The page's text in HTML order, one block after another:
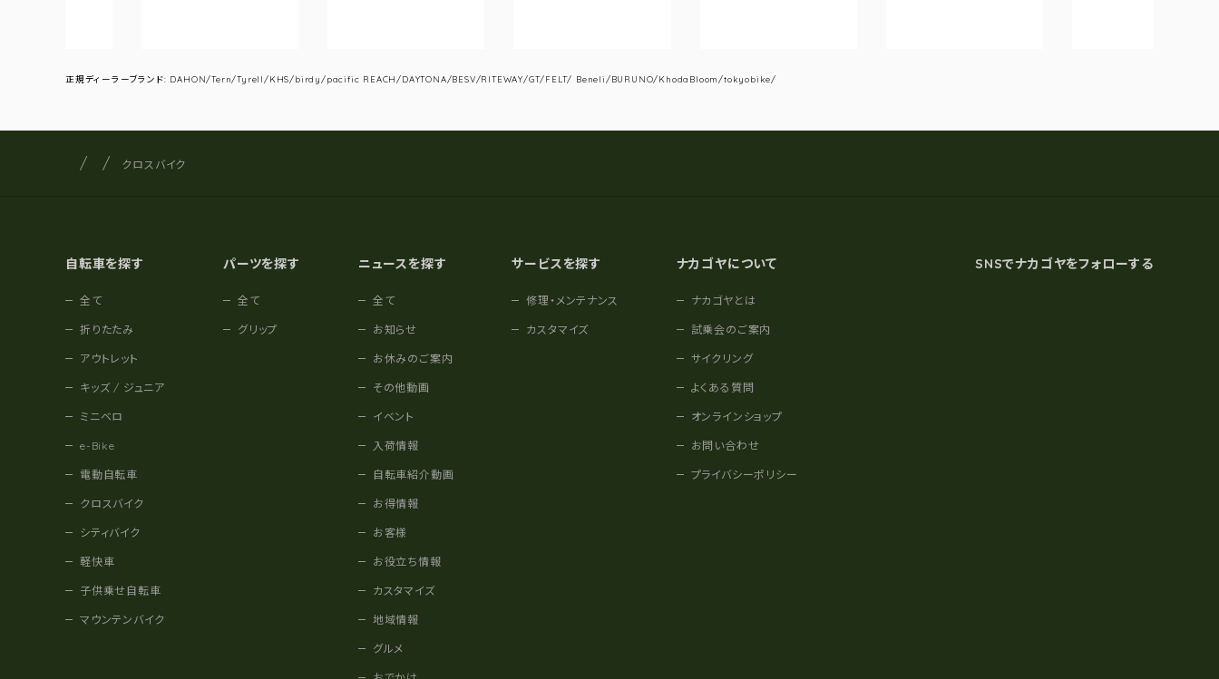
正規ディーラーブランド: DAHON/Tern/Tyrell/KHS/birdy/pacific REACH/DAYTONA/BESV/RITEWAY/GT/FELT/ Beneli/BURUNO/KhodaBloom/tokyobike/
サイト内の現在地
サイクルショップナカゴヤ
クロスバイク
自転車を探す
全て
折りたたみ
アウトレット
キッズ / ジュニア
ミニベロ
e-Bike
電動自転車
クロスバイク
シティバイク
軽快車
子供乗せ自転車
マウンテンバイク
パーツを探す
全て
グリップ
ニュースを探す
全て
お知らせ
お休みのご案内
その他動画
イベント
入荷情報
自転車紹介動画
お得情報
お客様
お役立ち情報
カスタマイズ
地域情報
グルメ
サービスを探す
修理・メンテナンス
カスタマイズ
ナカゴヤについて
ナカゴヤとは
試乗会のご案内
サイクリング
よくある質問
オンラインショップ
お問い合わせ
プライバシーポリシー
SNSでナカゴヤをフォローする